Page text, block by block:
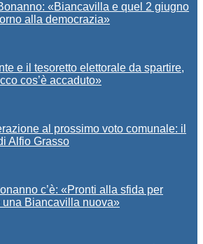
«Biancavilla e quel 2 giugno
alla democrazia»
e il tesoretto elettorale da spartire,
cos’è accaduto»
al prossimo voto comunale: il
Alfio Grasso
c’è: «Pronti alla sfida per
una Biancavilla nuova»